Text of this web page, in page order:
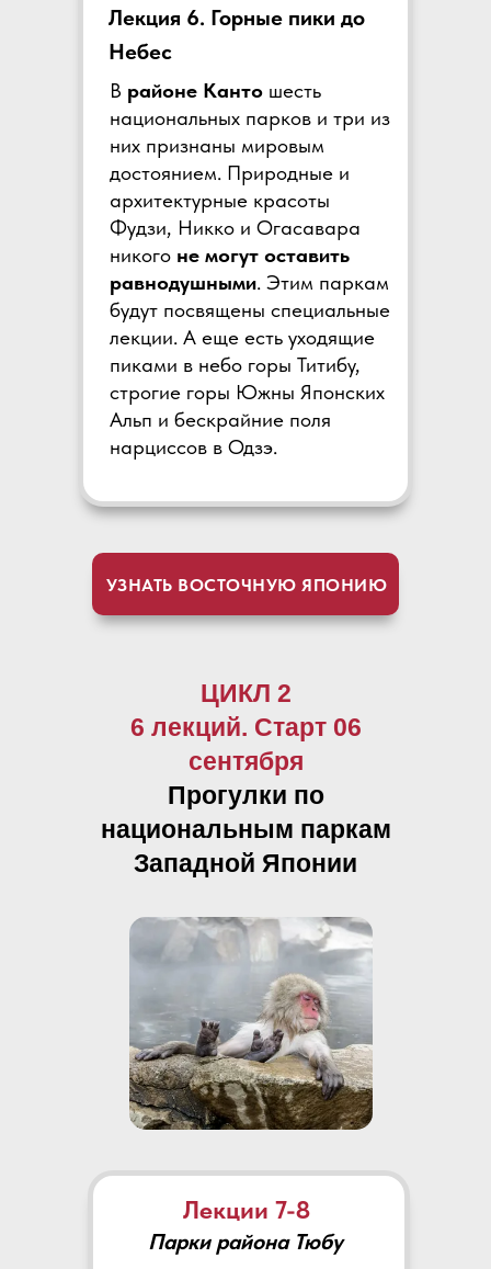
В районе Канто шесть
национальных парков и три из
них признаны мировым
достоянием. Природные и
архитектурные красоты
Фудзи, Никко и Огасавара
никого не могут оставить
равнодушными. Этим паркам
будут посвящены специальные
лекции. А еще есть уходящие
пиками в небо горы Титибу,
строгие горы Южны Японских
Альп и бескрайние поля
нарциссов в Одзэ.
Лекция 6. Горные пики до
Небес
УЗНАТЬ ВОСТОЧНУЮ ЯПОНИЮ
Парки района Тюбу
ЦИКЛ 2
6 лекций. Старт 06
сентября
Прогулки по
национальным паркам
Западной Японии
Лекции 7-8